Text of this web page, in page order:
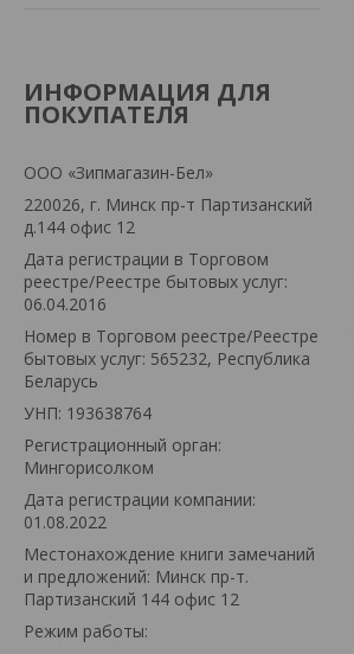
ИНФОРМАЦИЯ ДЛЯ
ПОКУПАТЕЛЯ
ООО «Зипмагазин-Бел»
220026, г. Минск пр-т Партизанский
д.144 офис 12
Дата регистрации в Торговом
реестре/Реестре бытовых услуг:
06.04.2016
Номер в Торговом реестре/Реестре
бытовых услуг: 565232, Республика
Беларусь
УНП: 193638764
Регистрационный орган:
Мингорисолком
Дата регистрации компании:
01.08.2022
Местонахождение книги замечаний
и предложений: Минск пр-т.
Партизанский 144 офис 12
Режим работы: